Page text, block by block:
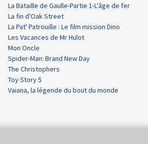
La Bataille de Gaulle-Partie 1-L'âge de fer
La fin d'Oak Street
La Pat' Patrouille : Le film mission Dino
Les Vacances de Mr Hulot
Mon Oncle
Spider-Man: Brand New Day
The Christophers
Toy Story 5
Vaiana, la légende du bout du monde